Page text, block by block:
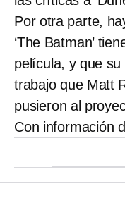
Por otra parte,
‘The Batman’
película, y que su
trabajo que Matt
pusieron al
Con información